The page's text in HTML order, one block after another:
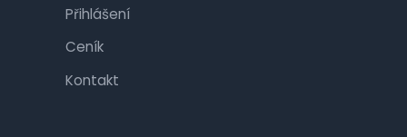
Přihlášení
Ceník
Kontakt